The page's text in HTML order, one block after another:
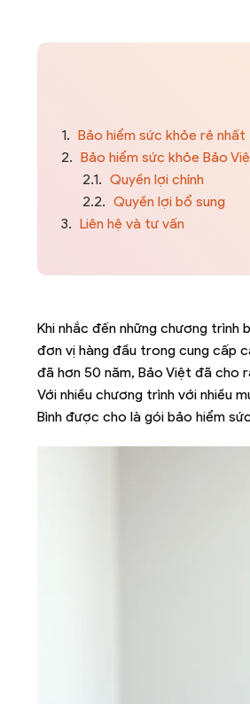
1. Bảo hiểm sức khỏe rẻ nhất
2. Bảo hiểm sức khỏe Bảo
2.1. Quyền lợi chính
2.2. Quyền lợi bổ sung
3. Liên hệ và tư vấn
Khi nhắc đến những chương
đơn vị hàng đầu trong cung cấp
đã hơn 50 năm, Bảo Việt đã cho
Với nhiều chương trình với nhiều
Bình được cho là gói bảo hiểm